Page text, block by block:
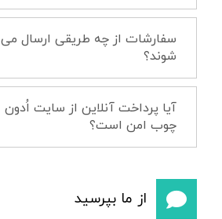
سفارشات از چه طریقی ارسال می
شوند؟
آیا پرداخت آنلاین از سایت اُدون
چوب امن است؟
از ما بپرسید